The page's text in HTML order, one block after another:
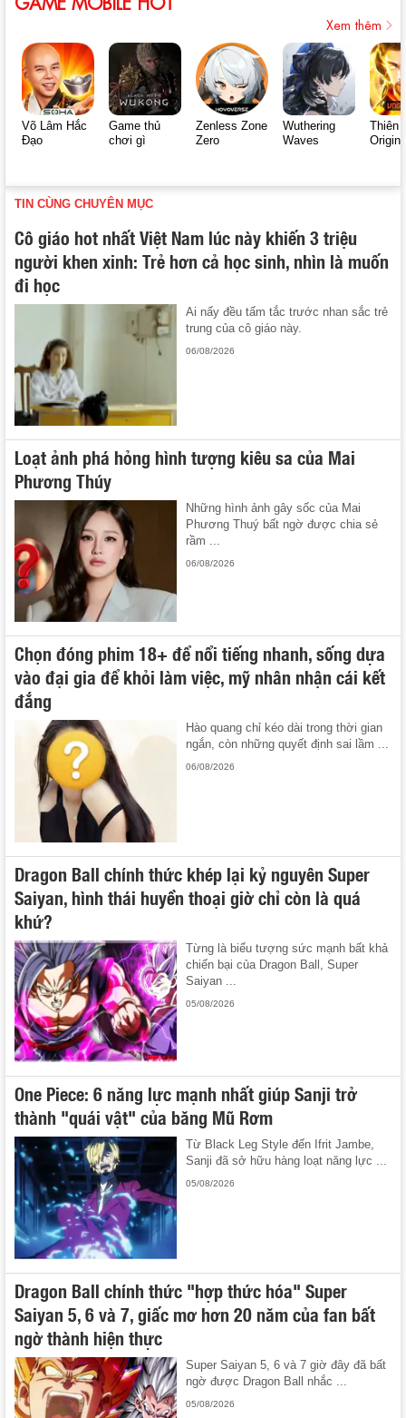
Xem thêm
Võ Lâm Hắc
Đạo
Game thủ
chơi gì
Zenless Zone
Zero
Wuthering
Waves
Thiên
Origin
TIN CÙNG CHUYÊN MỤC
Cô giáo hot nhất Việt Nam lúc này khiến 3 triệu
người khen xinh: Trẻ hơn cả học sinh, nhìn là muốn
đi học
Ai nấy đều tấm tắc trước nhan sắc trẻ
trung của cô giáo này.
06/08/2026
Loạt ảnh phá hỏng hình tượng kiêu sa của Mai
Phương Thúy
Những hình ảnh gây sốc của Mai
Phương Thuý bất ngờ được chia sẻ
rầm ...
06/08/2026
Chọn đóng phim 18+ để nổi tiếng nhanh, sống dựa
vào đại gia để khỏi làm việc, mỹ nhân nhận cái kết
đắng
Hào quang chỉ kéo dài trong thời gian
ngắn, còn những quyết định sai lầm ...
06/08/2026
Dragon Ball chính thức khép lại kỷ nguyên Super
Saiyan, hình thái huyền thoại giờ chỉ còn là quá
khứ?
Từng là biểu tượng sức mạnh bất khả
chiến bại của Dragon Ball, Super
Saiyan ...
05/08/2026
One Piece: 6 năng lực mạnh nhất giúp Sanji trở
thành "quái vật" của băng Mũ Rơm
Từ Black Leg Style đến Ifrit Jambe,
Sanji đã sở hữu hàng loạt năng lực ...
05/08/2026
Dragon Ball chính thức "hợp thức hóa" Super
Saiyan 5, 6 và 7, giấc mơ hơn 20 năm của fan bất
ngờ thành hiện thực
Super Saiyan 5, 6 và 7 giờ đây đã bất
ngờ được Dragon Ball nhắc ...
05/08/2026